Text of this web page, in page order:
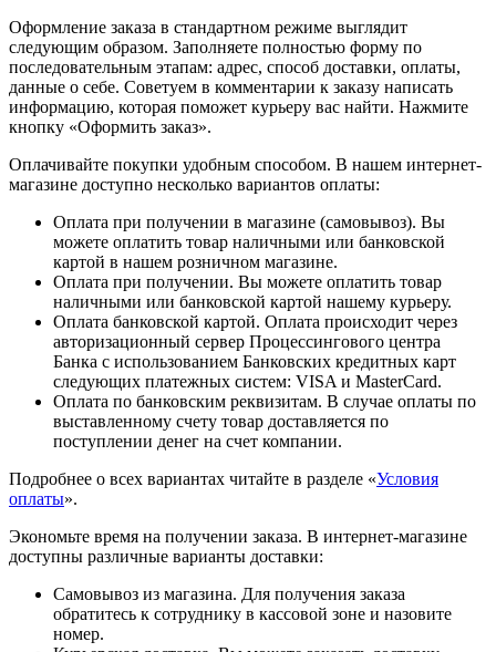
Оформление заказа в стандартном режиме выглядит
следующим образом. Заполняете полностью форму по
последовательным этапам: адрес, способ доставки, оплаты,
данные о себе. Советуем в комментарии к заказу написать
информацию, которая поможет курьеру вас найти. Нажмите
кнопку «Оформить заказ».
Оплачивайте покупки удобным способом. В нашем интернет-
магазине доступно несколько вариантов оплаты:
Оплата при получении в магазине (самовывоз). Вы
можете оплатить товар наличными или банковской
картой в нашем розничном магазине.
Оплата при получении. Вы можете оплатить товар
наличными или банковской картой нашему курьеру.
Оплата банковской картой. Оплата происходит через
авторизационный сервер Процессингового центра
Банка с использованием Банковских кредитных карт
следующих платежных систем: VISA и MasterCard.
Оплата по банковским реквизитам. В случае оплаты по
выставленному счету товар доставляется по
поступлении денег на счет компании.
Подробнее о всех вариантах читайте в разделе «Условия
оплаты».
Экономьте время на получении заказа. В интернет-магазине
доступны различные варианты доставки:
Самовывоз из магазина. Для получения заказа
обратитесь к сотруднику в кассовой зоне и назовите
номер.